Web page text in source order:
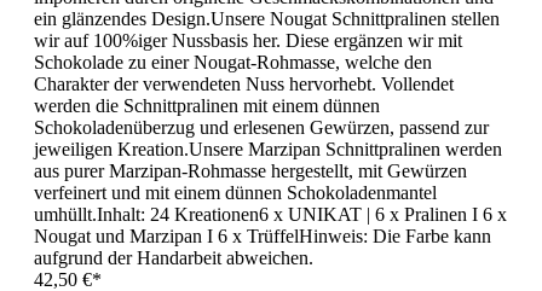
ein glänzendes Design.Unsere Nougat Schnittpralinen stellen
wir auf 100%iger Nussbasis her. Diese ergänzen wir mit
Schokolade zu einer Nougat-Rohmasse, welche den
Charakter der verwendeten Nuss hervorhebt. Vollendet
werden die Schnittpralinen mit einem dünnen
Schokoladenüberzug und erlesenen Gewürzen, passend zur
jeweiligen Kreation.Unsere Marzipan Schnittpralinen werden
aus purer Marzipan-Rohmasse hergestellt, mit Gewürzen
verfeinert und mit einem dünnen Schokoladenmantel
umhüllt.Inhalt: 24 Kreationen6 x UNIKAT | 6 x Pralinen I 6 x
Nougat und Marzipan I 6 x TrüffelHinweis: Die Farbe kann
aufgrund der Handarbeit abweichen.
42,50 €*